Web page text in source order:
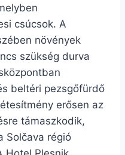
csúcsok. A
növények
szükség durva
beltéri pezsgőfürdő
erősen az
támaszkodik,
Solčava régió